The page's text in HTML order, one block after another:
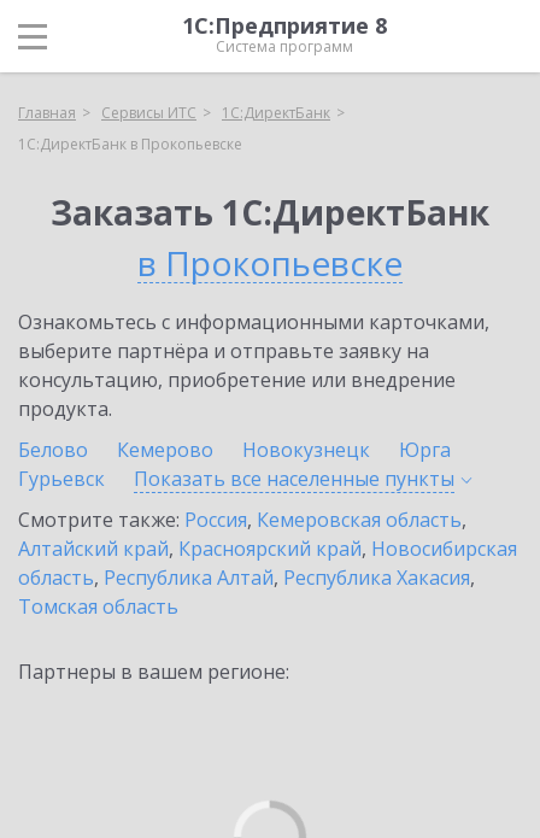
1С:Предприятие 8
Система программ
Главная Сервисы ИТС
1С:ДиректБанк
1С:ДиректБанк в Прокопьевске
Заказать 1С:ДиректБанк
в Прокопьевске
Ознакомьтесь с информационными карточками,
выберите партнёра и отправьте заявку на
консультацию, приобретение или внедрение
продукта.
Белово
Кемерово Новокузнецк
Юрга
Гурьевск
Показать все населенные пункты
Смотрите также: Россия, Кемеровская область,
Алтайский край, Красноярский край, Новосибирская
область, Республика Алтай, Республика Хакасия,
Томская область
Партнеры в вашем регионе: